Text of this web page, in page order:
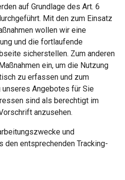
auf Grundlage des Art. 6
Mit den zum Einsatz
wollen wir eine
und die fortlaufende
sicherstellen. Zum anderen
ein, um die Nutzung
zu erfassen und zum
Angebotes für Sie
sind als berechtigt im
anzusehen.
und
den entsprechenden Tracking-